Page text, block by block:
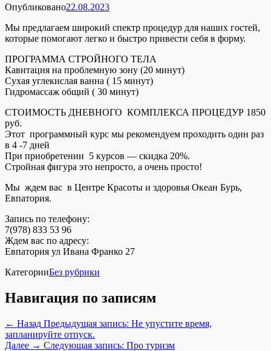
Опубликовано22.08.2023
Мы предлагаем широкий спектр процедур для наших гостей,
которые помогают легко и быстро привести себя в форму.
ПРОГРАММА СТРОЙНОГО ТЕЛА
Кавитация на проблемную зону (20 минут)
Сухая углекислая ванна ( 15 минут)
Гидромассаж общий ( 30 минут)
СТОИМОСТЬ ДНЕВНОГО КОМПЛЕКСА ПРОЦЕДУР 1850
руб.
Этот программный курс мы рекомендуем проходить один раз
в 4 -7 дней
При приобретении 5 курсов — скидка 20%.
Стройная фигура это непросто, а очень просто!
Мы ждем вас в Центре Красоты и здоровья Океан Бурь,
Евпатория.
Запись по телефону:
7(978) 833 53 96
Ждем вас по адресу:
Евпатория ул Ивана Франко 27
КатегорииБез рубрики
Навигация по записям
← Назад Предыдущая запись: Не упустите время,
запланируйте отпуск.
Далее → Следующая запись: Про туризм